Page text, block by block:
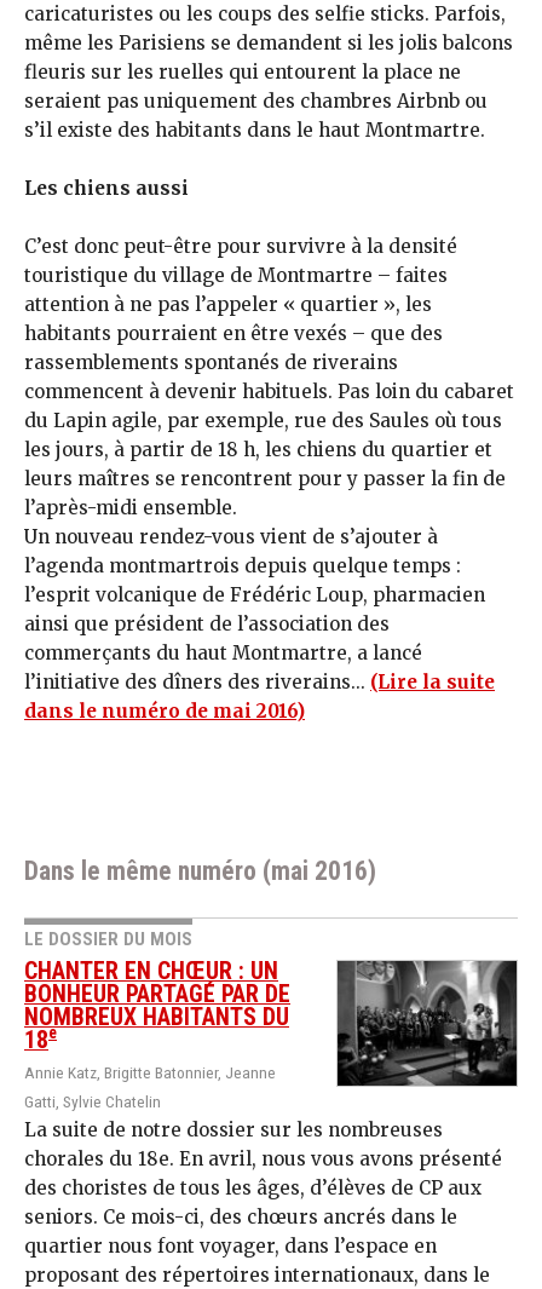
caricaturistes ou les coups des selfie sticks. Parfois,
même les Parisiens se demandent si les jolis balcons
fleuris sur les ruelles qui entourent la place ne
seraient pas uniquement des chambres Airbnb ou
s’il existe des habitants dans le haut Montmartre.
Les chiens aussi
C’est donc peut-être pour survivre à la densité
touristique du village de Montmartre – faites
attention à ne pas l’appeler « quartier », les
habitants pourraient en être vexés – que des
rassemblements spontanés de riverains
commencent à devenir habituels. Pas loin du cabaret
du Lapin agile, par exemple, rue des Saules où tous
les jours, à partir de 18 h, les chiens du quartier et
leurs maîtres se rencontrent pour y passer la fin de
l’après-midi ensemble.
Un nouveau rendez-vous vient de s’ajouter à
l’agenda montmartrois depuis quelque temps :
l’esprit volcanique de Frédéric Loup, pharmacien
ainsi que président de l’association des
commerçants du haut Montmartre, a lancé
l’initiative des dîners des riverains... (Lire la suite
dans le numéro de mai 2016)
Dans le même numéro (mai 2016)
LE DOSSIER DU MOIS
CHANTER EN CHŒUR : UN
BONHEUR PARTAGÉ PAR DE
NOMBREUX HABITANTS DU
18e
Annie Katz, Brigitte Batonnier, Jeanne
Gatti, Sylvie Chatelin
La suite de notre dossier sur les nombreuses
chorales du 18e. En avril, nous vous avons présenté
des choristes de tous les âges, d’élèves de CP aux
seniors. Ce mois-ci, des chœurs ancrés dans le
quartier nous font voyager, dans l’espace en
proposant des répertoires internationaux, dans le